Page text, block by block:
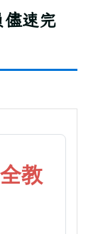
儘速完
教